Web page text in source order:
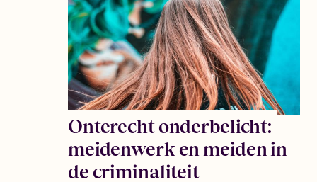
Onterecht onderbelicht:
meidenwerk en meiden in
de criminaliteit